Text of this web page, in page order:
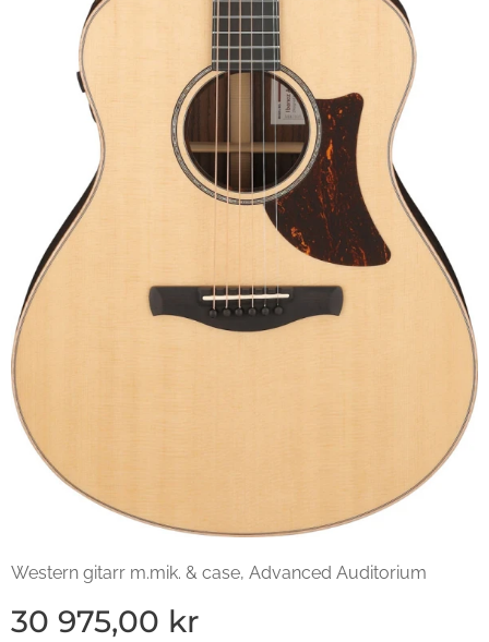
Western gitarr m.mik. & case, Advanced Auditorium
30 975,00 kr